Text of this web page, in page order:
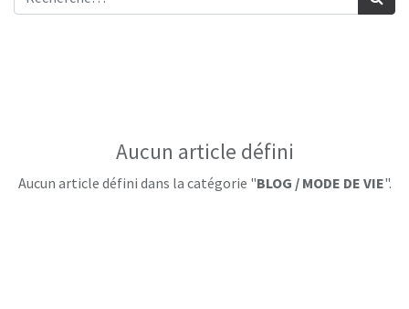
Aucun article défini
Aucun article défini dans la catégorie "BLOG / MODE DE VIE".